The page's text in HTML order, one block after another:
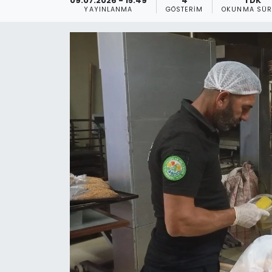
YAYINLANMA GÖSTERIM OKUNMA
KKTC YEREL SEÇİM 2018
Kültür Sanat
Magazin
Nöbetçi Eczaneler
Otomobil Dünyası